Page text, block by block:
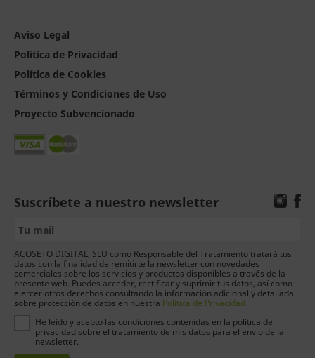
Aviso Legal
Política de Privacidad
Política de Cookies
Términos y Condiciones de Uso
Proyecto Subvencionado
Suscríbete a nuestro newsletter
ACOSETO DIGITAL, SLU como Responsable del Tratamiento tratará tus
datos con la finalidad de remitirte la newsletter con novedades
comerciales sobre los servicios y productos disponibles a través de la
presente web. Puedes acceder, rectificar y suprimir tus datos, así como
ejercer otros derechos consultando la información adicional y detallada
sobre protección de datos en nuestra Política de Privacidad
He leído y acepto las condiciones contenidas en la política de
privacidad sobre el tratamiento de mis datos para el envío de la
newsletter.